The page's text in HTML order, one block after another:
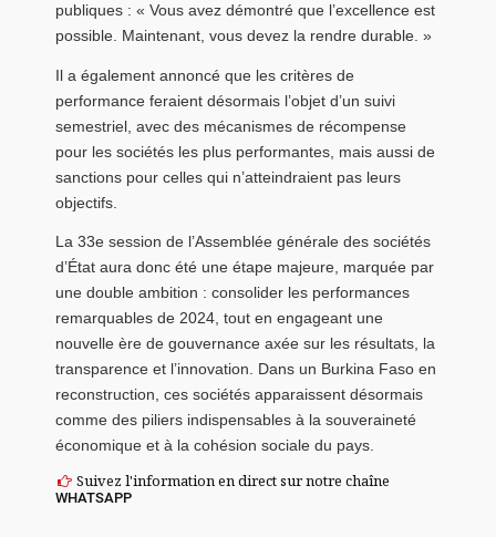
publiques : « Vous avez démontré que l’excellence est
possible. Maintenant, vous devez la rendre durable. »
Il a également annoncé que les critères de
performance feraient désormais l’objet d’un suivi
semestriel, avec des mécanismes de récompense
pour les sociétés les plus performantes, mais aussi de
sanctions pour celles qui n’atteindraient pas leurs
objectifs.
La 33e session de l’Assemblée générale des sociétés
d’État aura donc été une étape majeure, marquée par
une double ambition : consolider les performances
remarquables de 2024, tout en engageant une
nouvelle ère de gouvernance axée sur les résultats, la
transparence et l’innovation. Dans un Burkina Faso en
reconstruction, ces sociétés apparaissent désormais
comme des piliers indispensables à la souveraineté
économique et à la cohésion sociale du pays.
Suivez l'information en direct sur notre chaîne
WHATSAPP